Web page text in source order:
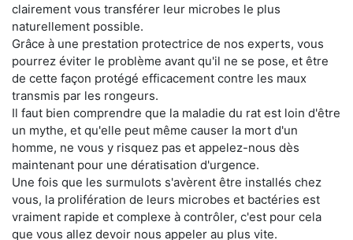
clairement vous transférer leur microbes le plus
naturellement possible.
Grâce à une prestation protectrice de nos experts, vous
pourrez éviter le problème avant qu'il ne se pose, et être
de cette façon protégé efficacement contre les maux
transmis par les rongeurs.
Il faut bien comprendre que la maladie du rat est loin d'être
un mythe, et qu'elle peut même causer la mort d'un
homme, ne vous y risquez pas et appelez-nous dès
maintenant pour une dératisation d'urgence.
Une fois que les surmulots s'avèrent être installés chez
vous, la prolifération de leurs microbes et bactéries est
vraiment rapide et complexe à contrôler, c'est pour cela
que vous allez devoir nous appeler au plus vite.